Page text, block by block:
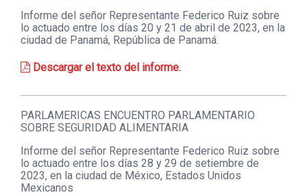
Informe del señor Representante Federico Ruiz sobre
lo actuado entre los días 20 y 21 de abril de 2023, en la
ciudad de Panamá, República de Panamá.
Descargar el texto del informe.
PARLAMERICAS ENCUENTRO PARLAMENTARIO
SOBRE SEGURIDAD ALIMENTARIA
Informe del señor Representante Federico Ruiz sobre
lo actuado entre los días 28 y 29 de setiembre de
2023, en la ciudad de México, Estados Unidos
Mexicanos